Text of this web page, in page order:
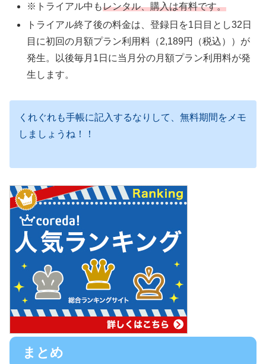
※トライアル中もレンタル、購入は有料です。
トライアル終了後の料金は、登録日を1日目とし32日
目に初回の月額プラン利用料（2,189円（税込））が
発生。以後毎月1日に当月分の月額プラン利用料が発
生します。
くれぐれも手帳に記入するなりして、無料期間をメモ
しましょうね！！
まとめ